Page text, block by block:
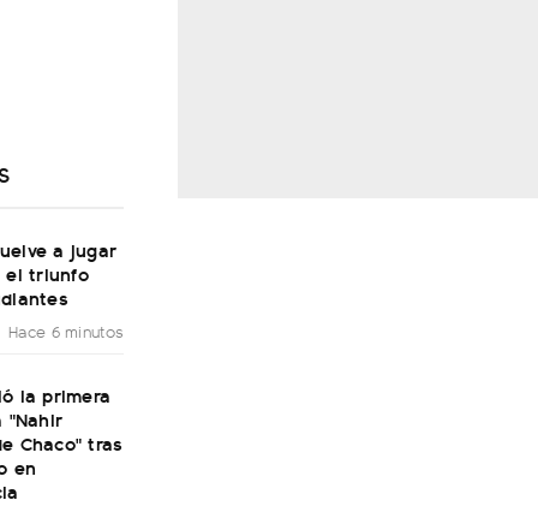
a jugar
el triunfo
Hace 6 minutos
la primera
"Nahir
Chaco" tras
en